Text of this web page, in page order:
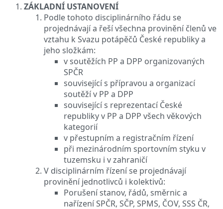
ZÁKLADNÍ USTANOVENÍ
Podle tohoto disciplinárního řádu se
projednávají a řeší všechna provinění členů ve
vztahu k Svazu potápěčů České republiky a
jeho složkám:
v soutěžích PP a DPP organizovaných
SPČR
související s přípravou a organizací
soutěží v PP a DPP
související s reprezentací České
republiky v PP a DPP všech věkových
kategorií
v přestupním a registračním řízení
při mezinárodním sportovním styku v
tuzemsku i v zahraničí
V disciplinárním řízení se projednávají
provinění jednotlivců i kolektivů:
Porušení stanov, řádů, směrnic a
nařízení SPČR, SČP, SPMS, ČOV, SSS ČR,